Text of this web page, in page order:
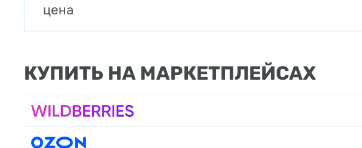
цена
КУПИТЬ НА МАРКЕТПЛЕЙСАХ